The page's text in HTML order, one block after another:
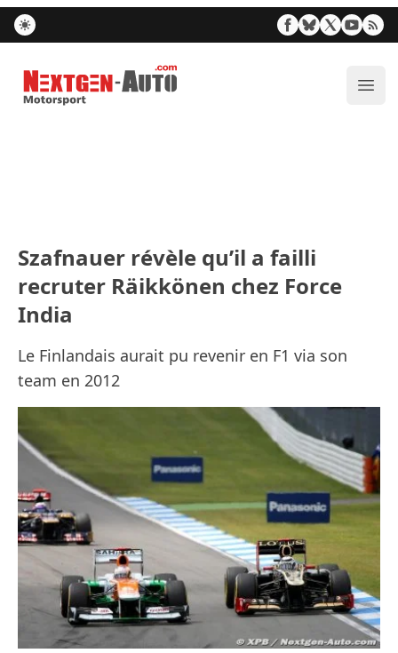
Nextgen-Auto.com
Szafnauer révèle qu’il a failli
recruter Räikkönen chez Force
India
Le Finlandais aurait pu revenir en F1 via son
team en 2012